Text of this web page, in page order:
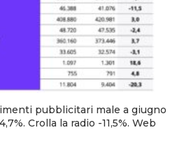
pubblicitari male a giugno
Crolla la radio -11,5%. Web